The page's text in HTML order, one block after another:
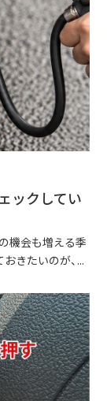
ックしてい
機会も増える季
きたいのが、...